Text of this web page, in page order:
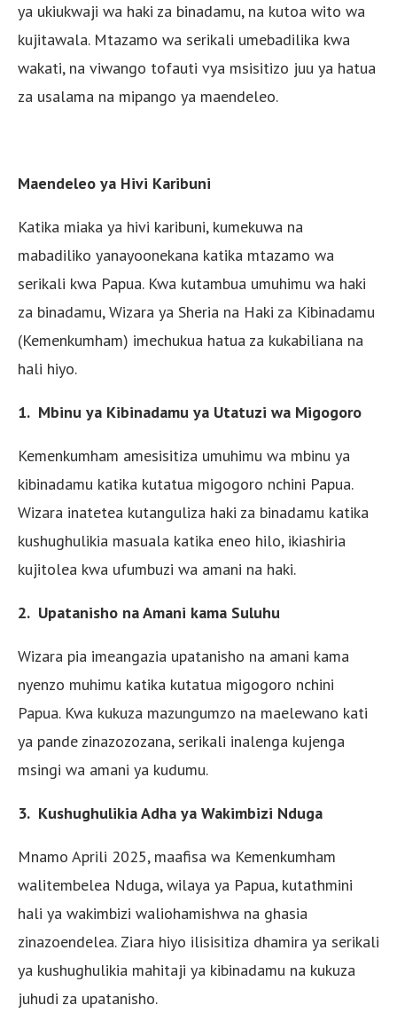
ya ukiukwaji wa haki za binadamu, na kutoa wito wa
kujitawala. Mtazamo wa serikali umebadilika kwa
wakati, na viwango tofauti vya msisitizo juu ya hatua
za usalama na mipango ya maendeleo.
Maendeleo ya Hivi Karibuni
Katika miaka ya hivi karibuni, kumekuwa na
mabadiliko yanayoonekana katika mtazamo wa
serikali kwa Papua. Kwa kutambua umuhimu wa haki
za binadamu, Wizara ya Sheria na Haki za Kibinadamu
(Kemenkumham) imechukua hatua za kukabiliana na
hali hiyo.
1. Mbinu ya Kibinadamu ya Utatuzi wa Migogoro
Kemenkumham amesisitiza umuhimu wa mbinu ya
kibinadamu katika kutatua migogoro nchini Papua.
Wizara inatetea kutanguliza haki za binadamu katika
kushughulikia masuala katika eneo hilo, ikiashiria
kujitolea kwa ufumbuzi wa amani na haki.
2. Upatanisho na Amani kama Suluhu
Wizara pia imeangazia upatanisho na amani kama
nyenzo muhimu katika kutatua migogoro nchini
Papua. Kwa kukuza mazungumzo na maelewano kati
ya pande zinazozozana, serikali inalenga kujenga
msingi wa amani ya kudumu.
3. Kushughulikia Adha ya Wakimbizi Nduga
Mnamo Aprili 2025, maafisa wa Kemenkumham
walitembelea Nduga, wilaya ya Papua, kutathmini
hali ya wakimbizi waliohamishwa na ghasia
zinazoendelea. Ziara hiyo ilisisitiza dhamira ya serikali
ya kushughulikia mahitaji ya kibinadamu na kukuza
juhudi za upatanisho.